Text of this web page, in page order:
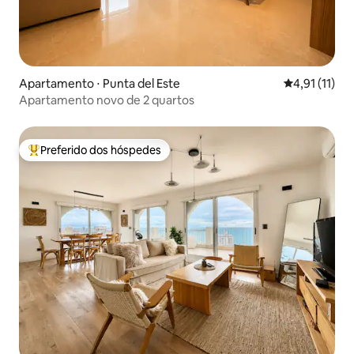
Apartamento ⋅ Punta del Este 4,91 de uma
4,91 (11)
Apartamento novo de 2 quartos
Entre os melhores preferidos dos hóspedes
Preferido dos hóspedes